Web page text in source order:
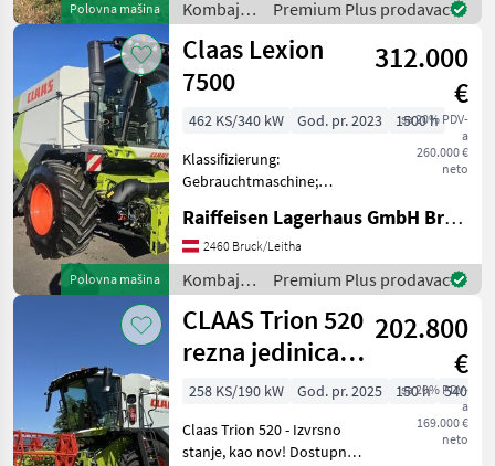
Polovna mašina
hidrostatskim pogono
Kombajni
/ Claas
Premium Plus prodavac
Polovna mašina
Claas Lexion
7500
312.000
€
sa 20% PDV-
a
260.000 €
neto
462 KS/340 kW God. pr. 2023
1500 h
Klassifizierung:
Gebrauchtmaschine;
Abgelesene
Trommelstunden: 743;
Geerntete Fläche: 2400;
Höchstgeschwindigkeit
(km/h): 30; Art des
Dreschsystems:
Raiffeisen Lagerhaus GmbH Bruck/Leitha
2460 Bruck/Leitha
Kombajni
/ Claas
Premium Plus prodavac
CLAAS Trion 520
rezna jedinica
(opcionalno -
kao nova) Prva
registracija
202.800
€
sa 20% PDV-
a
169.000 €
neto
258 KS/190 kW God. pr. 2025 150 h
540 cm
Claas Trion 520 - Izvrsno
stanje, kao nov! Dostupno